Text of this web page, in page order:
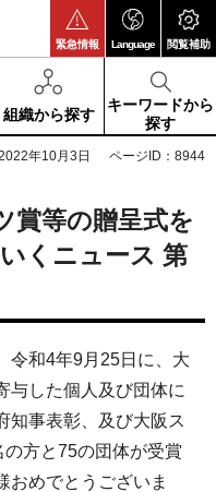
緊急情報 Language 閲覧補助
組織から探す
キーワードから
探す
年10月3日 ページID：8944
賞等の贈呈式を
くニュース 第
令和4年9月25日に、大
与した個人及び団体に
知事表彰、及び大阪ス
方と75の団体が受賞
おめでとうございま